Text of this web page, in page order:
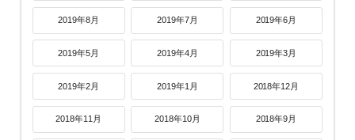
2019年8月 2019年7月 2019年6月
2019年5月 2019年4月 2019年3月
2019年2月 2019年1月 2018年12月
2018年11月 2018年10月 2018年9月